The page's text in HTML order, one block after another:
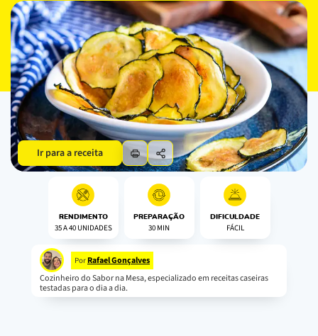
Ir para a receita
RENDIMENTO
35 A 40 UNIDADES
PREPARAÇÃO
30 MIN
DIFICULDADE
FÁCIL
Por Rafael Gonçalves
Cozinheiro do Sabor na Mesa, especializado em receitas caseiras
testadas para o dia a dia.